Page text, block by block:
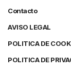
Contacto
AVISO LEGAL
POLITICA DE
POLITICA DE